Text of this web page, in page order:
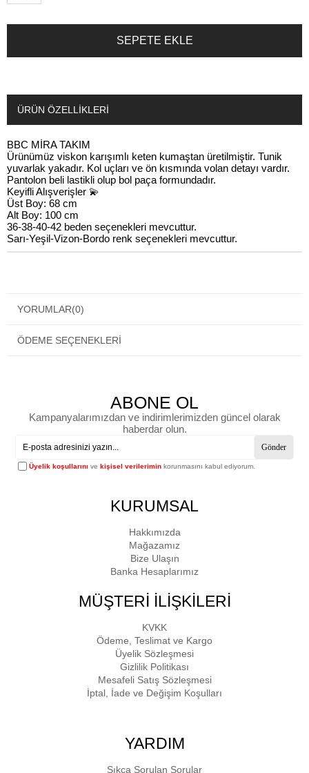
ÜRÜN ÖZELLIKLERI
BBC MİRA TAKIM
Ürünümüz viskon karışımlı keten kumaştan üretilmiştir. Tunik
yuvarlak yakadır. Kol uçları ve ön kısmında volan detayı vardır.
Pantolon beli lastikli olup bol paça formundadır.
Keyifli Alışverişler 💫
Üst Boy: 68 cm
Alt Boy: 100 cm
36-38-40-42 beden seçenekleri mevcuttur.
Sarı-Yeşil-Vizon-Bordo renk seçenekleri mevcuttur.
YORUMLAR(0)
ÖDEME SEÇENEKLERI
ABONE OL
Kampanyalarımızdan ve indirimlerimizden güncel olarak
haberdar olun.
Gönder
Üyelik koşullarını vekişisel verilerimin korunmasını kabul ediyorum.
KURUMSAL
Hakkımızda
Mağazamız
Bize Ulaşın
Banka Hesaplarımız
MÜŞTERİ İLİŞKİLERİ
KVKK
Ödeme, Teslimat ve Kargo
Üyelik Sözleşmesi
Gizlilik Politikası
Mesafeli Satış Sözleşmesi
İptal, İade ve Değişim Koşulları
YARDIM
Sıkça Sorulan Sorular